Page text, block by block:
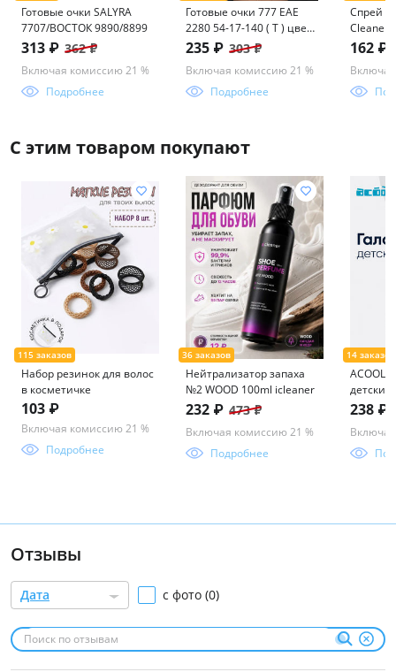
Готовые очки SALYRA
7707/ВОСТОК 9890/8899
313 ₽ 362 ₽
Включая комиссию 21 %
Подробнее
Готовые очки 777 ЕАЕ
2280 54-17-140 ( Т ) цвет
в ассортименте
235 ₽ 303 ₽
Включая комиссию 21 %
Подробнее
Спрей
Cleaner
162 ₽
С этим товаром покупают
Набор резинок для волос
в косметичке
103 ₽
Включая комиссию 21 %
Подробнее
Нейтрализатор запаха
№2 WOOD 100ml icleaner
232 ₽ 473 ₽
Включая комиссию 21 %
Подробнее
ACOOLA
синий
238 ₽
Отзывы
Дата с фото (0)